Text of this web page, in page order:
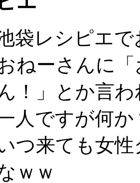
袋レシピエで
ねーさんに
！」とか言
人ですが何か
つ来ても女
ｗｗ